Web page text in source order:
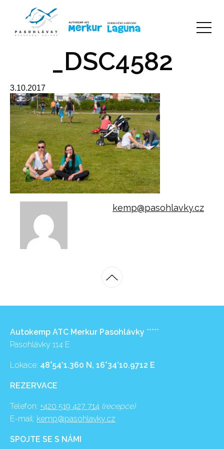
_DSC4582
3.10.2017
kemp@pasohlavky.cz
Autokemp ATC Merkur Pasohlávky *****
Pasohlávky 114 E
Lokace: 48°54’1.360 N, 16°34’10.9712 E
REZERVACE
Telefon: +420 519 427 714 (recepce)
E-mail: kemp@pasohlavky.cz
SPOJTE SE S NÁMI